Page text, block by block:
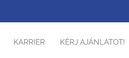
KARRIER KÉRJ AJÁNLATOT!